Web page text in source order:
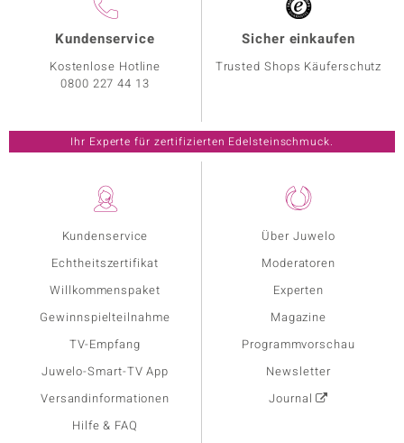
Kundenservice
Echtheitszertifikat
Willkommenspaket
Gewinnspielteilnahme
TV-Empfang
Juwelo-Smart-TV App
Versandinformationen
Hilfe & FAQ
Über Juwelo
Moderatoren
Experten
Magazine
Programmvorschau
Newsletter
Journal
Kundenservice
Kostenlose Hotline
0800 227 44 13
Sicher einkaufen
Trusted Shops Käuferschutz
Ihr Experte für zertifizierten Edelsteinschmuck.